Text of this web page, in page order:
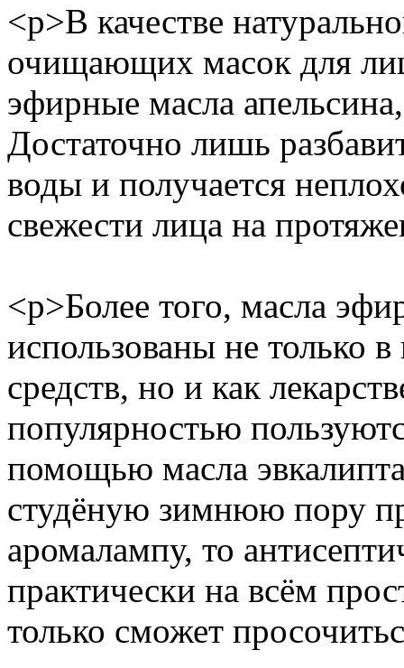
<p>В качестве
очищающих масок для
эфирные масла
Достаточно лишь
воды и получается
свежести лица на
<p>Более того, масла
использованы не только
средств, но и как
популярностью
помощью масла
студёную зимнюю пору
аромалампу, то
практически на всём
только сможет